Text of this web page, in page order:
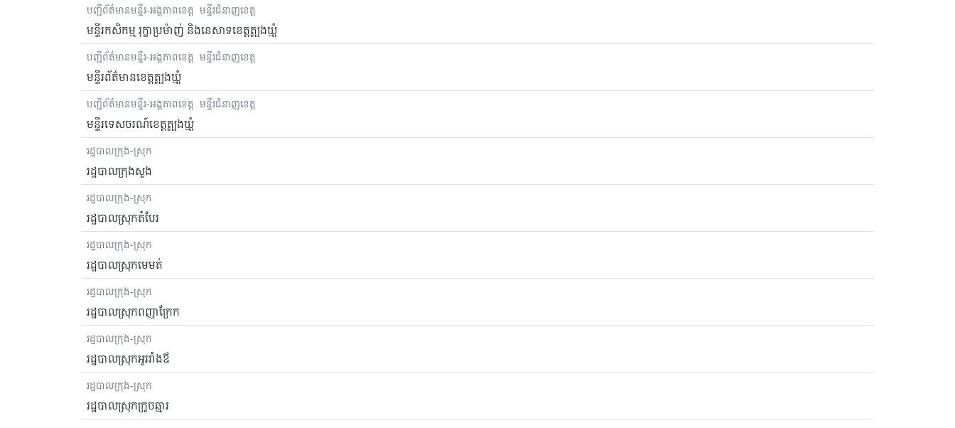
បញ្ជីព័ត៌មានមន្ទីរ-អង្គភាពខេត្ត មន្ទីរជំនាញខេត្ត
មន្ទីរកសិកម្ម រុក្ខាប្រម៉ាញ់ និងនេសាទខេត្តត្បូងឃ្មុំ
បញ្ជីព័ត៌មានមន្ទីរ-អង្គភាពខេត្ត មន្ទីរជំនាញខេត្ត
មន្ទីរព័ត៌មានខេត្តត្បូងឃ្មុំ
បញ្ជីព័ត៌មានមន្ទីរ-អង្គភាពខេត្ត មន្ទីរជំនាញខេត្ត
មន្ទីរទេសចរណ៍ខេត្តត្បូងឃ្មុំ
រដ្ឋបាលក្រុង-ស្រុក
រដ្ឋបាលក្រុងសួង
រដ្ឋបាលក្រុង-ស្រុក
រដ្ឋបាលស្រុកតំបែរ
រដ្ឋបាលក្រុង-ស្រុក
រដ្ឋបាលស្រុកមេមត់
រដ្ឋបាលក្រុង-ស្រុក
រដ្ឋបាលស្រុកពញាក្រែក
រដ្ឋបាលក្រុង-ស្រុក
រដ្ឋបាលស្រុកអូររាំងឪ
រដ្ឋបាលក្រុង-ស្រុក
រដ្ឋបាលស្រុកក្រូចឆ្មារ